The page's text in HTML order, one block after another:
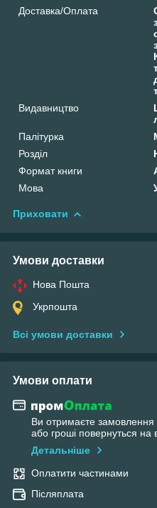
Доставка/Оплата
Видавництво
Палітурка
Розділ
Формат книги
Мова
Приховати
Умови доставки
Нова Пошта
Укрпошта
Всі умови доставки
Умови оплати
Ви отримаєте замовлення
або гроші повернуться на
Детальніше
Оплатити частинами
Післяплата